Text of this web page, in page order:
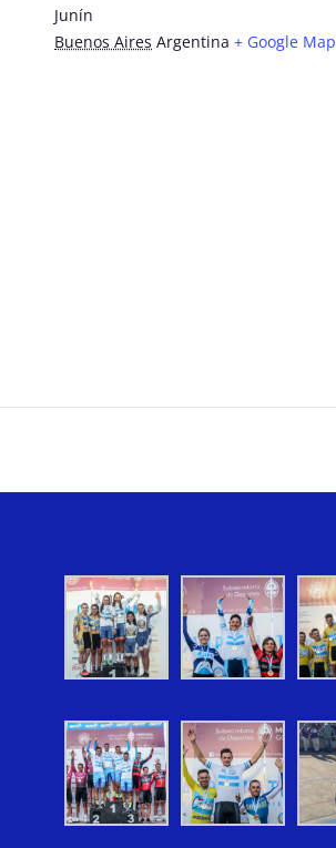
Junín
Buenos Aires Argentina + Google Map